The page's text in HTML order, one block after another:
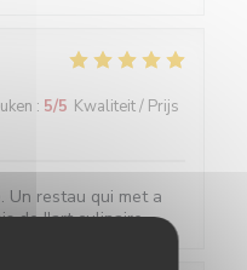
: 5/5 Kwaliteit / Prijs
Un restau qui met a
de l'art culinaire.